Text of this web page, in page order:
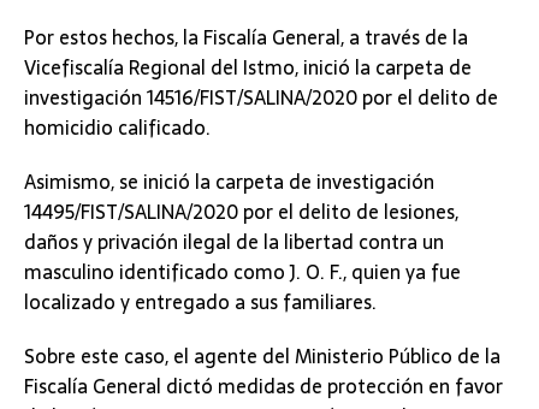
Por estos hechos, la Fiscalía General, a través de la
Vicefiscalía Regional del Istmo, inició la carpeta de
investigación 14516/FIST/SALINA/2020 por el delito de
homicidio calificado.
Asimismo, se inició la carpeta de investigación
14495/FIST/SALINA/2020 por el delito de lesiones,
daños y privación ilegal de la libertad contra un
masculino identificado como J. O. F., quien ya fue
localizado y entregado a sus familiares.
Sobre este caso, el agente del Ministerio Público de la
Fiscalía General dictó medidas de protección en favor